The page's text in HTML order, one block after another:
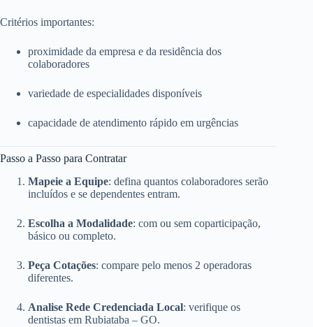
Critérios importantes:
proximidade da empresa e da residência dos
colaboradores
variedade de especialidades disponíveis
capacidade de atendimento rápido em urgências
Passo a Passo para Contratar
Mapeie a Equipe: defina quantos colaboradores serão
incluídos e se dependentes entram.
Escolha a Modalidade: com ou sem coparticipação,
básico ou completo.
Peça Cotações: compare pelo menos 2 operadoras
diferentes.
Analise Rede Credenciada Local: verifique os
dentistas em Rubiataba – GO.